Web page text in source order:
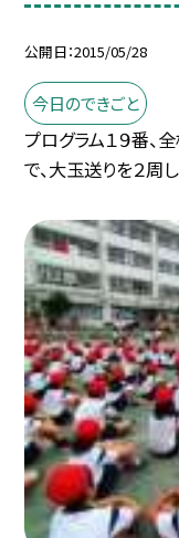
公開日 2015/05/28
今日のできごと
プログラム１９番、
で、大玉送りを２周